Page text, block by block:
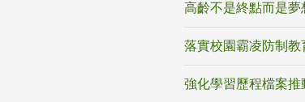
高齡不是終點而是
落實校園霸凌防制教
強化學習歷程檔案